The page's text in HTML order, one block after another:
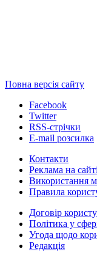
Повна версія сайту
Facebook
Twitter
RSS-стрічки
E-mail розсилка
Контакти
Реклама на сайті
Використання
Правила
Договір
Політика у
Угода щодо
Редакція